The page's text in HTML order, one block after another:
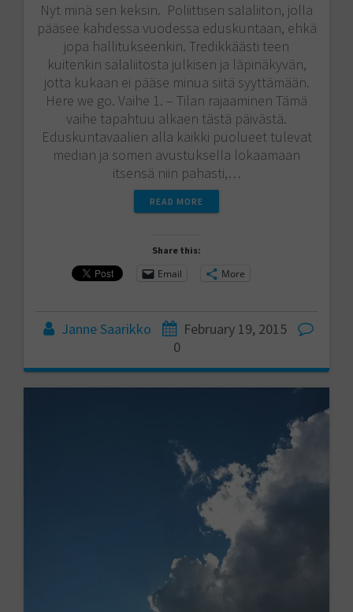
Nyt minä sen keksin. Poliittisen salaliiton, jolla
pääsee kahdessa vuodessa eduskuntaan, ehkä
jopa hallitukseenkin. Tredikkäästi teen
kuitenkin salaliitosta julkisen ja läpinäkyvän,
jotta kukaan ei pääse minua siitä syyttämään.
Here we go. Vaihe 1. – Tilan rajaaminen Tämä
vaihe tapahtuu alkaen tästä päivästä.
Eduskuntavaalien alla kaikki puolueet tulevat
median ja somen avustuksella lokaamaan
itsensä niin pahasti,…
READ MORE
Share this:
Email More
Janne Saarikko
February 19, 2015
0